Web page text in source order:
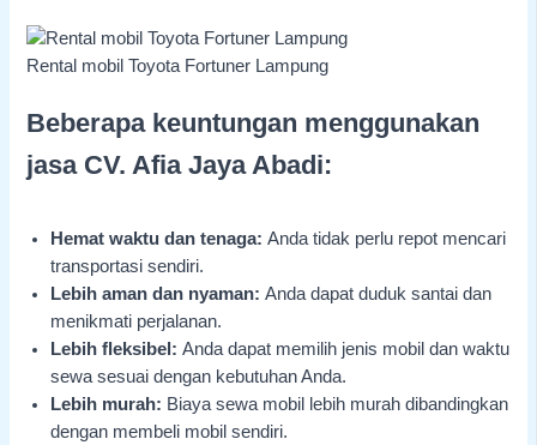
Rental mobil Toyota Fortuner Lampung
Beberapa keuntungan menggunakan
jasa CV. Afia Jaya Abadi:
Hemat waktu dan tenaga: Anda tidak perlu repot mencari
transportasi sendiri.
Lebih aman dan nyaman: Anda dapat duduk santai dan
menikmati perjalanan.
Lebih fleksibel: Anda dapat memilih jenis mobil dan waktu
sewa sesuai dengan kebutuhan Anda.
Lebih murah: Biaya sewa mobil lebih murah dibandingkan
dengan membeli mobil sendiri.